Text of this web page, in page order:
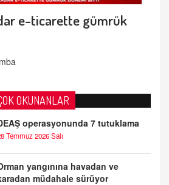
e-ticarette gümrük
OKUNANLAR
operasyonunda 7 tutuklama
Temmuz 2026 Salı
yangınına havadan ve
müdahale sürüyor